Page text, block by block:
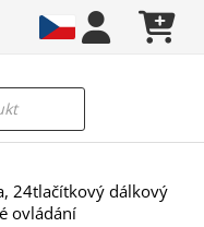
24tlačítkový dálkový
ovládání